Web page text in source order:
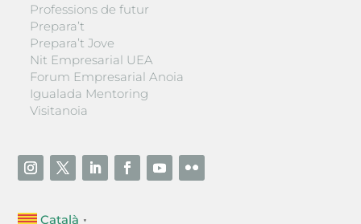
Professions de futur
Prepara’t
Prepara’t Jove
Nit Empresarial UEA
Forum Empresarial Anoia
Igualada Mentoring
Visitanoia
Català ▼